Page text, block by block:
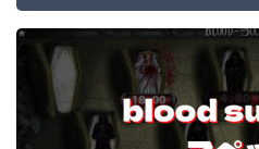
コニベット
ベラジョンカジノ
遊雅堂